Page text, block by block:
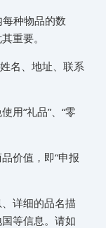
种物品的数
重要。
名、地址、联系
使用“礼品”、“零
价值，即“申报
详细的品名描
等信息。请如